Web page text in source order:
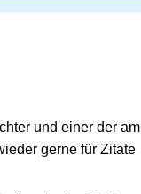
und einer der am
gerne für Zitate